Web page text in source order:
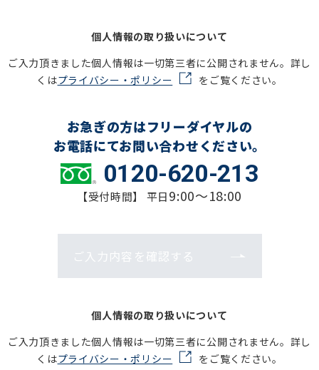
個人情報の取り扱いについて
ご入力頂きました個人情報は一切第三者に公開されません。詳し
くはプライバシー・ポリシー をご覧ください。
お急ぎの方はフリーダイヤルの
お電話にてお問い合わせください。
0120-620-213
【受付時間】 平日9:00～18:00
ご入力内容を確認する
個人情報の取り扱いについて
ご入力頂きました個人情報は一切第三者に公開されません。詳し
くはプライバシー・ポリシー をご覧ください。